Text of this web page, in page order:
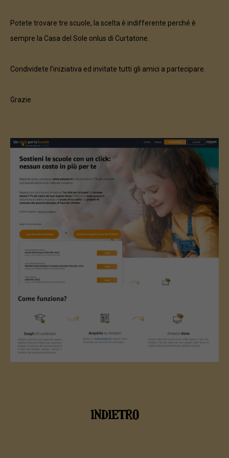
Potete trovare tre scuole, la scelta è indifferente perché è
sempre la Casa del Sole onlus di Curtatone.
Condividete l’iniziativa ed invitate tutti gli amici a partecipare.
Grazie
INDIETRO